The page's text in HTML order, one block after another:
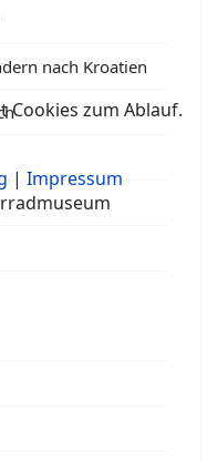
nach Kroatien
Cookies zum Ablauf.
| Impressum